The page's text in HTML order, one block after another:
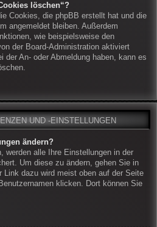
löschen“?
Cookies, die phpBB erstellt hat und die
angemeldet bleiben. Außerdem
wie beispielsweise den
der Board-Administration aktiviert
der An- oder Abmeldung haben, kann es
UND -EINSTELLUNGEN
ändern?
werden alle Ihre Einstellungen in der
Um diese zu ändern, gehen Sie in
Link dazu wird meist oben auf der Seite
klicken. Dort können Sie